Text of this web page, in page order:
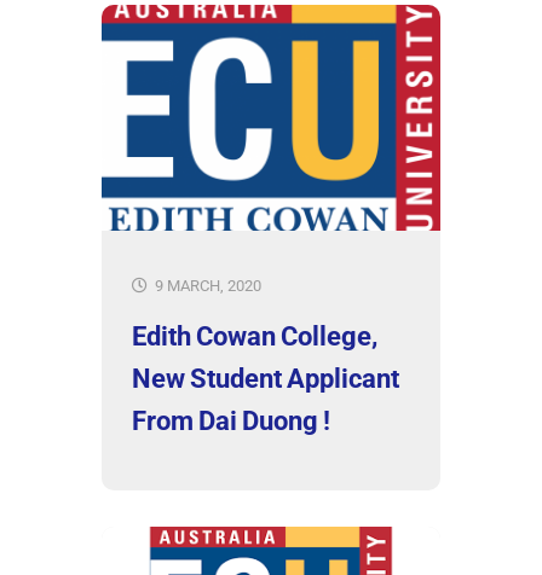
9 MARCH, 2020
Edith Cowan College,
New Student Applicant
From Dai Duong !